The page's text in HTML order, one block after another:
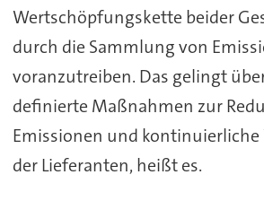
Wertschöpfungskette beider
durch die Sammlung von
voranzutreiben. Das gelingt
definierte Maßnahmen zur
Emissionen und
der Lieferanten, heißt es.